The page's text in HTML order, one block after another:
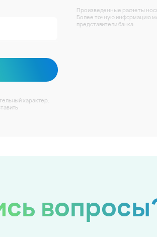
характер.
Произведенные расчеты
Более точную информацию
представители банка.